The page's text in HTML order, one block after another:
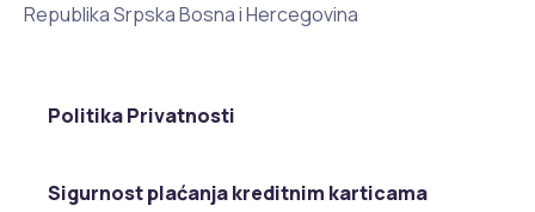
Republika Srpska Bosna i Hercegovina
Politika Privatnosti
Sigurnost plaćanja kreditnim karticama